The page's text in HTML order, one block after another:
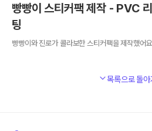
빵빵이 스티커팩 제작 - PVC
팅
빵빵이와 진로가 콜라보한 스티커팩을 제작했어요
목록으로 돌아